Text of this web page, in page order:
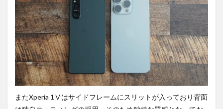
またXperia 1Ⅴはサイドフレームにスリットが入っており背面